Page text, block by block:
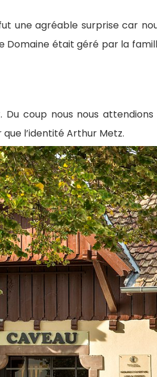
une agréable surprise car
Domaine était géré par la
coup nous nous attendions
l’identité Arthur Metz.